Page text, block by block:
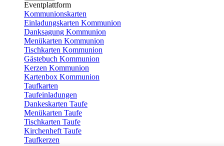
Eventplattform
Kommunionskarten
Einladungskarten Kommunion
Danksagung Kommunion
Menükarten Kommunion
Tischkarten Kommunion
Gästebuch Kommunion
Kerzen Kommunion
Kartenbox Kommunion
Taufkarten
Taufeinladungen
Dankeskarten Taufe
Menükarten Taufe
Tischkarten Taufe
Kirchenheft Taufe
Taufkerzen